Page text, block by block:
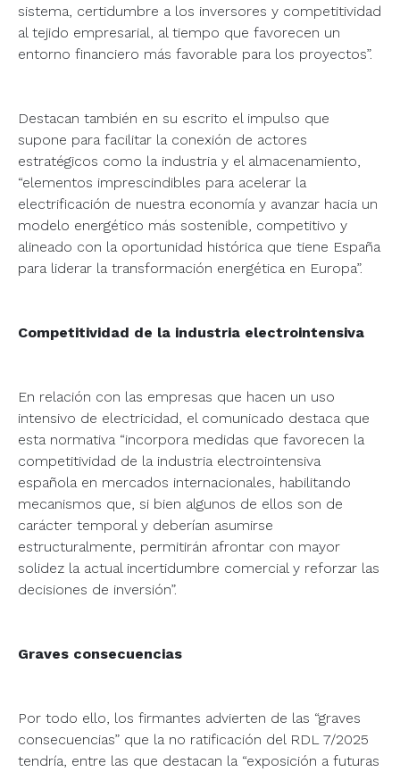
sistema, certidumbre a los inversores y competitividad
al tejido empresarial, al tiempo que favorecen un
entorno financiero más favorable para los proyectos”.
Destacan también en su escrito el impulso que
supone para facilitar la conexión de actores
estratégicos como la industria y el almacenamiento,
“elementos imprescindibles para acelerar la
electrificación de nuestra economía y avanzar hacia un
modelo energético más sostenible, competitivo y
alineado con la oportunidad histórica que tiene España
para liderar la transformación energética en Europa”.
Competitividad de la industria electrointensiva
En relación con las empresas que hacen un uso
intensivo de electricidad, el comunicado destaca que
esta normativa “incorpora medidas que favorecen la
competitividad de la industria electrointensiva
española en mercados internacionales, habilitando
mecanismos que, si bien algunos de ellos son de
carácter temporal y deberían asumirse
estructuralmente, permitirán afrontar con mayor
solidez la actual incertidumbre comercial y reforzar las
decisiones de inversión”.
Graves consecuencias
Por todo ello, los firmantes advierten de las “graves
consecuencias” que la no ratificación del RDL 7/2025
tendría, entre las que destacan la “exposición a futuras